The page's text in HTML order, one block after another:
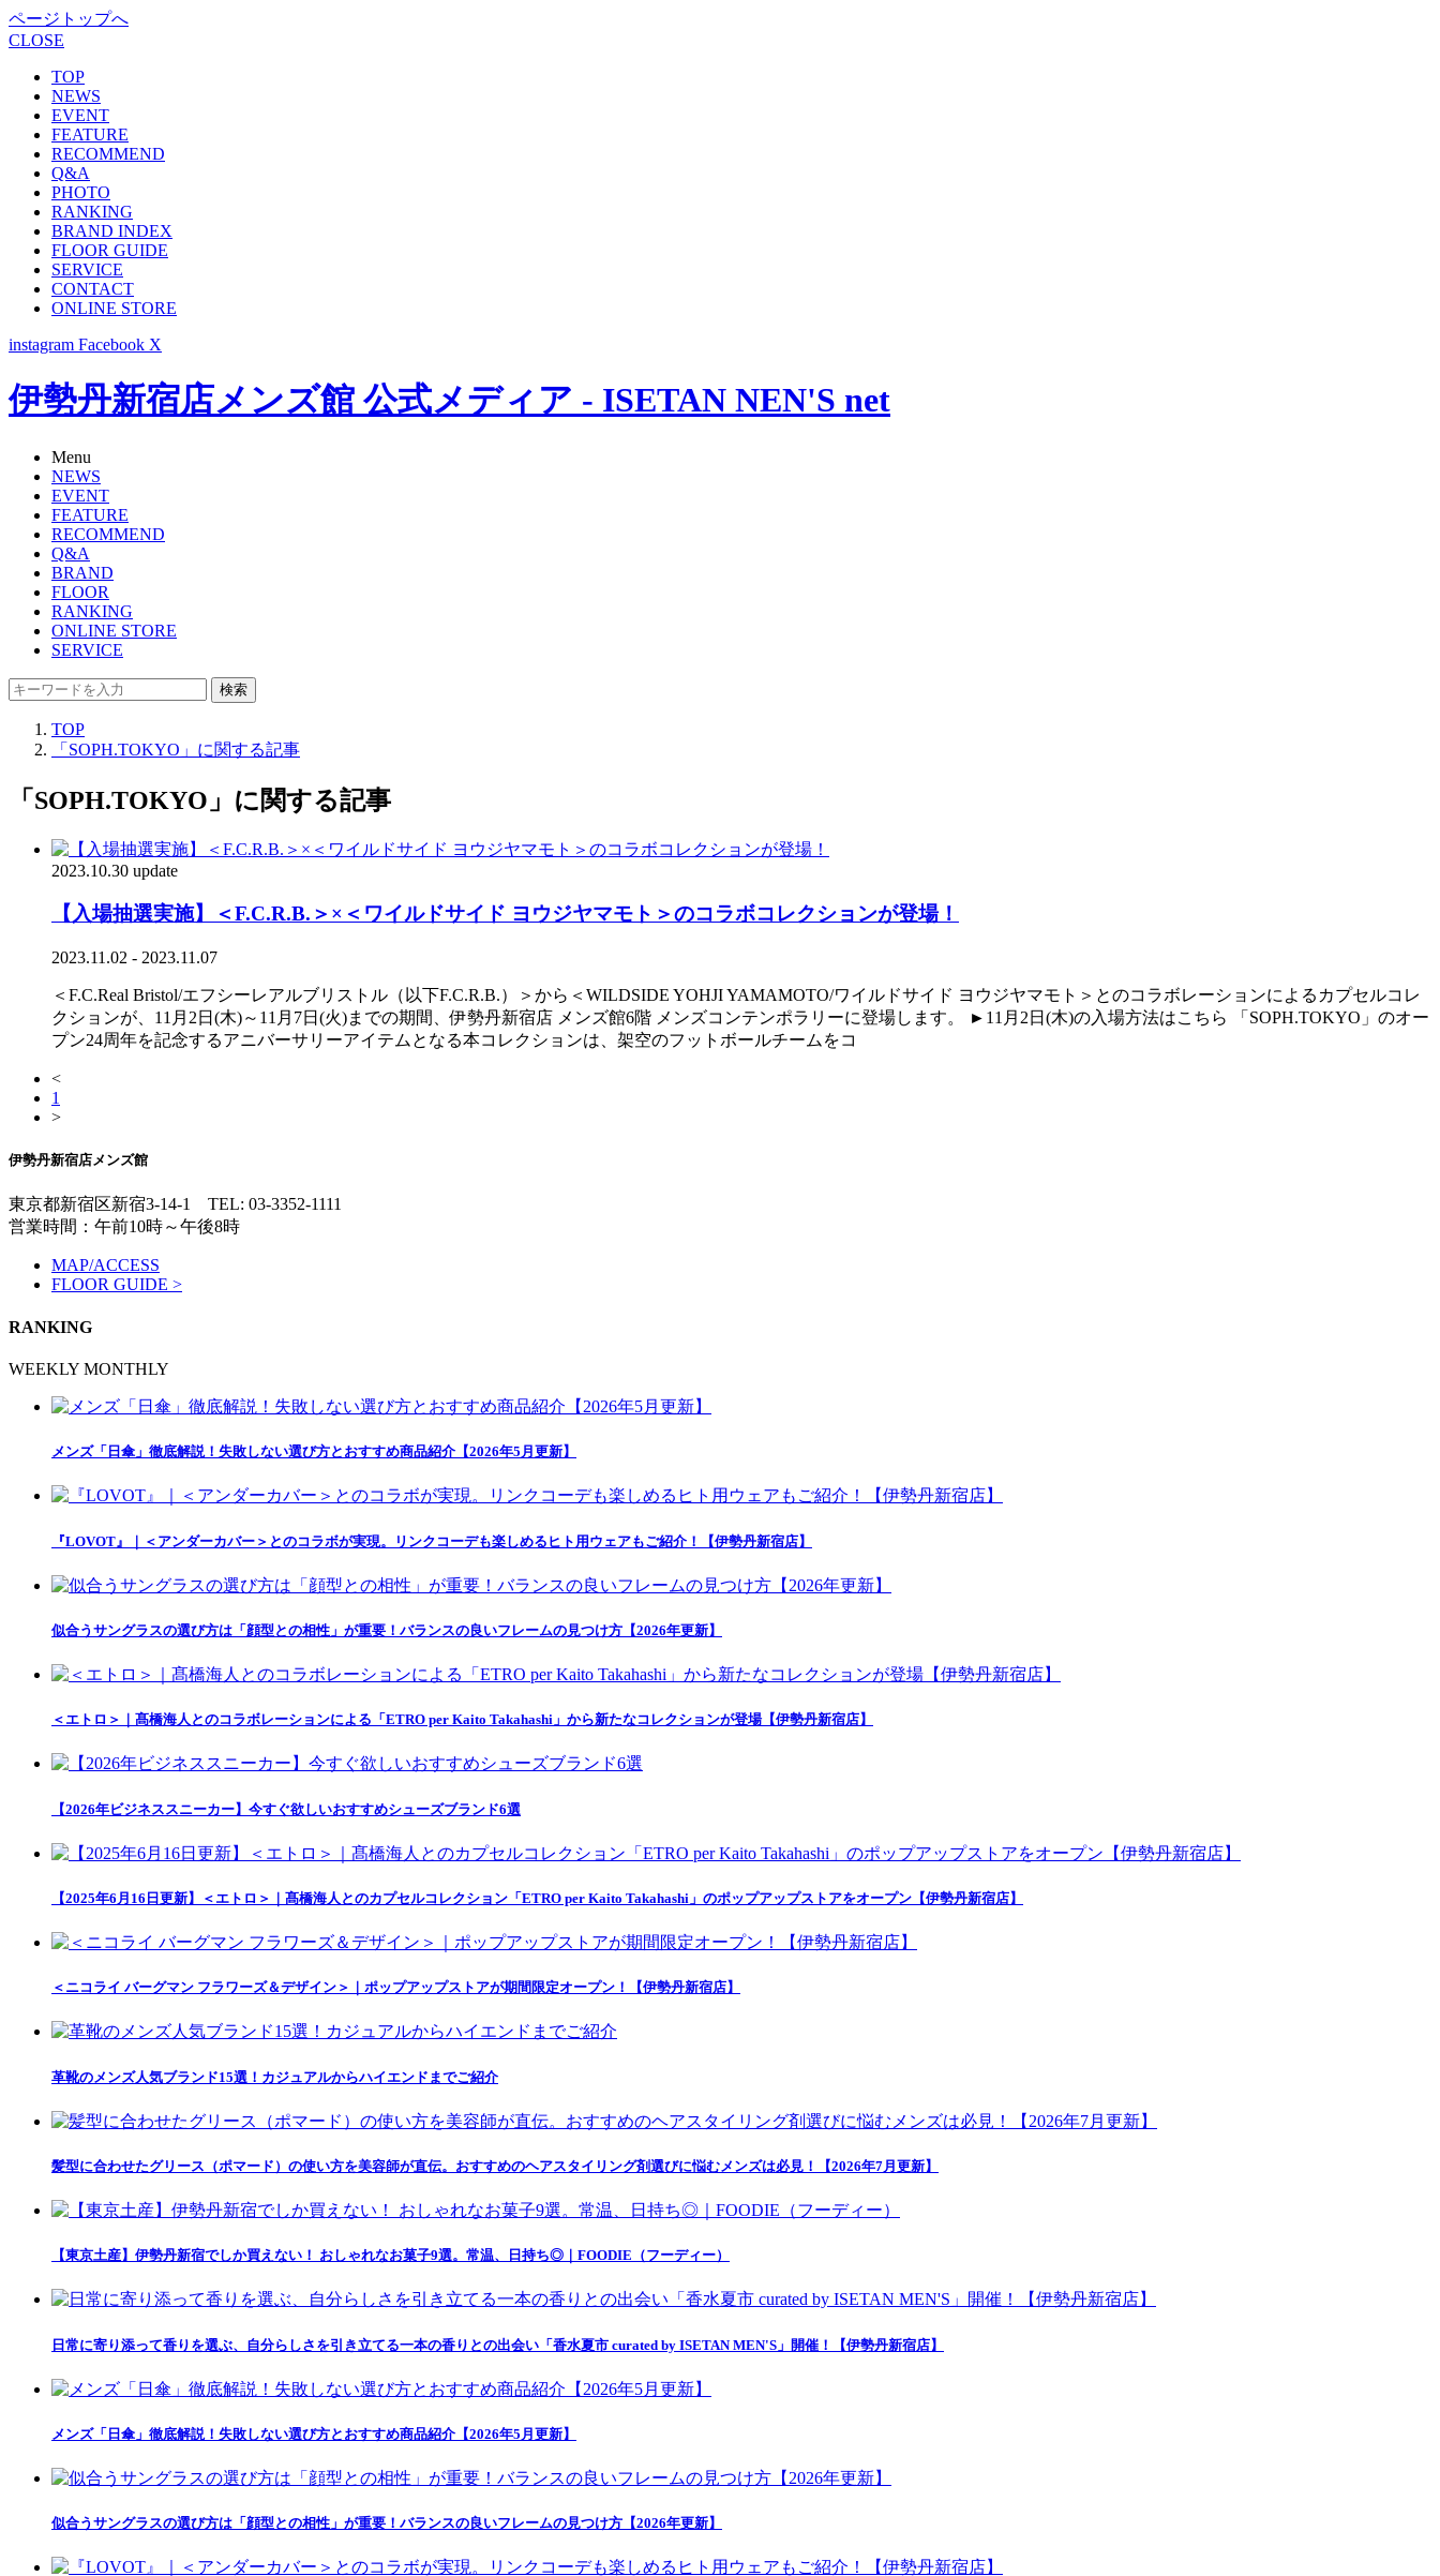
ページトップへ
CLOSE
TOP
NEWS
EVENT
FEATURE
RECOMMEND
Q&A
PHOTO
RANKING
BRAND INDEX
FLOOR GUIDE
SERVICE
CONTACT
ONLINE STORE
instagram Facebook X
伊勢丹新宿店メンズ館 公式メディア - ISETAN NEN'S net
Menu
NEWS
EVENT
FEATURE
RECOMMEND
Q&A
BRAND
FLOOR
RANKING
ONLINE STORE
SERVICE
検索
TOP
「SOPH.TOKYO」に関する記事
「SOPH.TOKYO」に関する記事
2023.10.30 update
【入場抽選実施】＜F.C.R.B.＞×＜ワイルドサイド ヨウジヤマモト＞のコラボコレクションが登場！
2023.11.02 - 2023.11.07
＜F.C.Real Bristol/エフシーレアルブリストル（以下F.C.R.B.）＞から＜WILDSIDE YOHJI YAMAMOTO/ワイルドサイド ヨウジヤマモト＞とのコラボレーションによるカプセルコレ
クションが、11月2日(木)～11月7日(火)までの期間、伊勢丹新宿店 メンズ館6階 メンズコンテンポラリーに登場します。 ►11月2日(木)の入場方法はこちら 「SOPH.TOKYO」のオー
プン24周年を記念するアニバーサリーアイテムとなる本コレクションは、架空のフットボールチームをコ
<
1
>
伊勢丹新宿店メンズ館
東京都新宿区新宿3-14-1 TEL: 03-3352-1111
営業時間：午前10時～午後8時
MAP/ACCESS
FLOOR GUIDE >
RANKING
WEEKLY MONTHLY
メンズ「日傘」徹底解説！失敗しない選び方とおすすめ商品紹介【2026年5月更新】
『LOVOT』｜＜アンダーカバー＞とのコラボが実現。リンクコーデも楽しめるヒト用ウェアもご紹介！【伊勢丹新宿店】
似合うサングラスの選び方は「顔型との相性」が重要！バランスの良いフレームの見つけ方【2026年更新】
＜エトロ＞｜髙橋海人とのコラボレーションによる「ETRO per Kaito Takahashi」から新たなコレクションが登場【伊勢丹新宿店】
【2026年ビジネススニーカー】今すぐ欲しいおすすめシューズブランド6選
【2025年6月16日更新】＜エトロ＞｜髙橋海人とのカプセルコレクション「ETRO per Kaito Takahashi」のポップアップストアをオープン【伊勢丹新宿店】
＜ニコライ バーグマン フラワーズ＆デザイン＞｜ポップアップストアが期間限定オープン！【伊勢丹新宿店】
革靴のメンズ人気ブランド15選！カジュアルからハイエンドまでご紹介
髪型に合わせたグリース（ポマード）の使い方を美容師が直伝。おすすめのヘアスタイリング剤選びに悩むメンズは必見！【2026年7月更新】
【東京土産】伊勢丹新宿でしか買えない！ おしゃれなお菓子9選。常温、日持ち◎｜FOODIE（フーディー）
日常に寄り添って香りを選ぶ、自分らしさを引き立てる一本の香りとの出会い「香水夏市 curated by ISETAN MEN'S」開催！【伊勢丹新宿店】
メンズ「日傘」徹底解説！失敗しない選び方とおすすめ商品紹介【2026年5月更新】
似合うサングラスの選び方は「顔型との相性」が重要！バランスの良いフレームの見つけ方【2026年更新】